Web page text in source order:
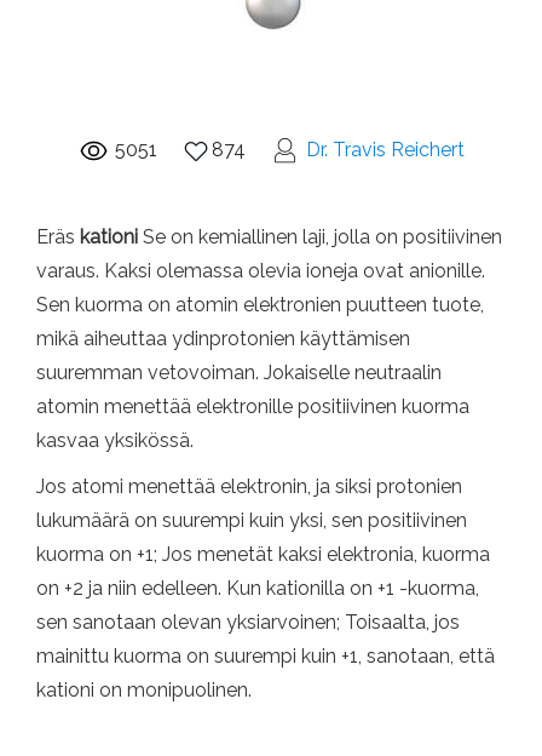
5051 874 Dr. Travis Reichert
Eräs kationi Se on kemiallinen laji, jolla on positiivinen
varaus. Kaksi olemassa olevia ioneja ovat anionille.
Sen kuorma on atomin elektronien puutteen tuote,
mikä aiheuttaa ydinprotonien käyttämisen
suuremman vetovoiman. Jokaiselle neutraalin
atomin menettää elektronille positiivinen kuorma
kasvaa yksikössä.
Jos atomi menettää elektronin, ja siksi protonien
lukumäärä on suurempi kuin yksi, sen positiivinen
kuorma on +1; Jos menetät kaksi elektronia, kuorma
on +2 ja niin edelleen. Kun kationilla on +1 -kuorma,
sen sanotaan olevan yksiarvoinen; Toisaalta, jos
mainittu kuorma on suurempi kuin +1, sanotaan, että
kationi on monipuolinen.